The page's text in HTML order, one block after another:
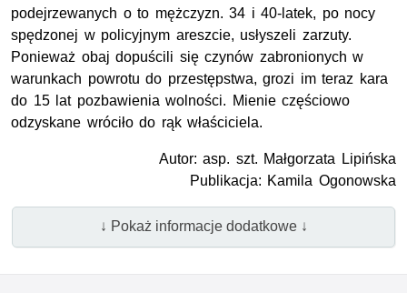
podejrzewanych o to mężczyzn. 34 i 40-latek, po nocy
spędzonej w policyjnym areszcie, usłyszeli zarzuty.
Ponieważ obaj dopuścili się czynów zabronionych w
warunkach powrotu do przestępstwa, grozi im teraz kara
do 15 lat pozbawienia wolności. Mienie częściowo
odzyskane wróciło do rąk właściciela.
Autor: asp. szt. Małgorzata Lipińska
Publikacja: Kamila Ogonowska
↓ Pokaż informacje dodatkowe ↓